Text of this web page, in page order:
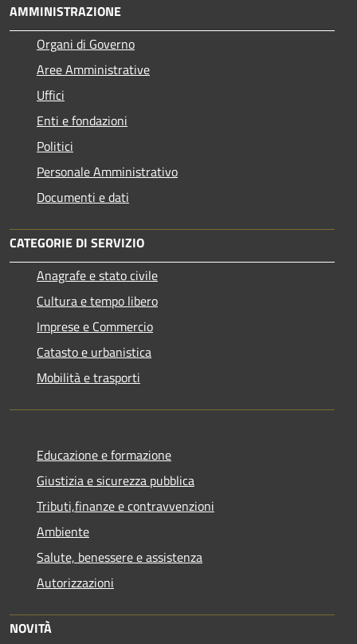
AMMINISTRAZIONE
Organi di Governo
Aree Amministrative
Uffici
Enti e fondazioni
Politici
Personale Amministrativo
Documenti e dati
CATEGORIE DI SERVIZIO
Anagrafe e stato civile
Cultura e tempo libero
Imprese e Commercio
Catasto e urbanistica
Mobilità e trasporti
Educazione e formazione
Giustizia e sicurezza pubblica
Tributi,finanze e contravvenzioni
Ambiente
Salute, benessere e assistenza
Autorizzazioni
NOVITÀ